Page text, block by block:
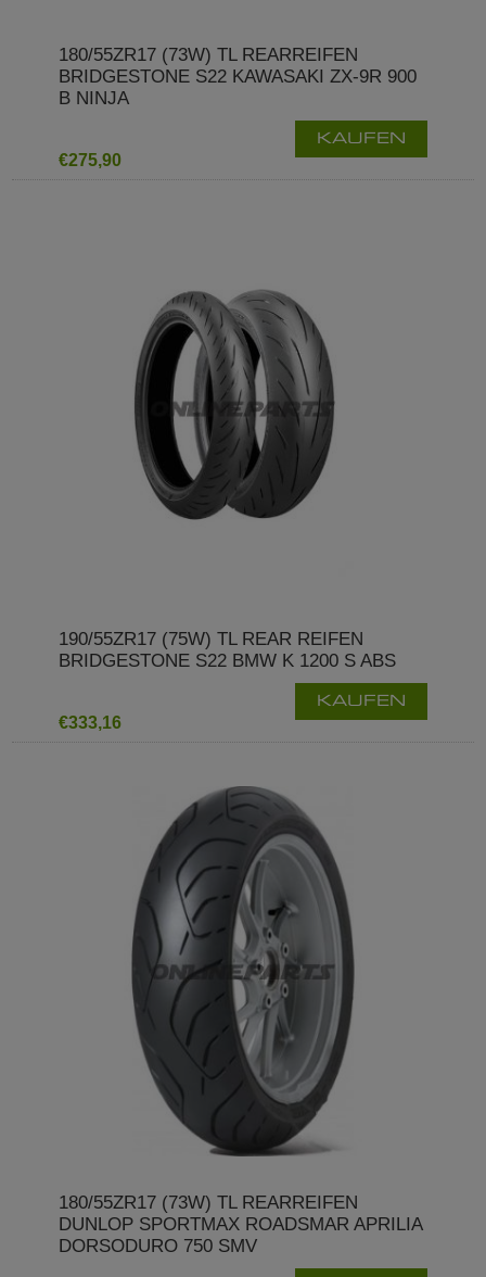
180/55ZR17 (73W) TL REARREIFEN
BRIDGESTONE S22 KAWASAKI ZX-9R 900
B NINJA
€275,90
KAUFEN
190/55ZR17 (75W) TL REAR REIFEN
BRIDGESTONE S22 BMW K 1200 S ABS
€333,16
KAUFEN
180/55ZR17 (73W) TL REARREIFEN
DUNLOP SPORTMAX ROADSMAR APRILIA
DORSODURO 750 SMV